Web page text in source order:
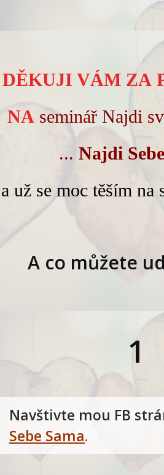
DĚKUJI VÁM ZA
NA seminář Najdi
...Najdi
a už se moc těším na
A co můžete
1
Navštivte mou FB
Sebe Sama.